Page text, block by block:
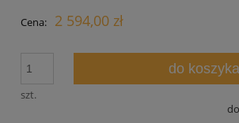
Cena: 2 594,00 zł
szt.
do koszyka